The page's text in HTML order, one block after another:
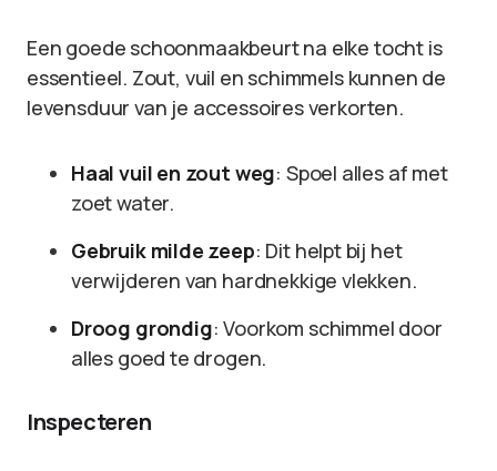
Een goede schoonmaakbeurt na elke tocht is
essentieel. Zout, vuil en schimmels kunnen de
levensduur van je accessoires verkorten.
Haal vuil en zout weg: Spoel alles af met
zoet water.
Gebruik milde zeep: Dit helpt bij het
verwijderen van hardnekkige vlekken.
Droog grondig: Voorkom schimmel door
alles goed te drogen.
Inspecteren